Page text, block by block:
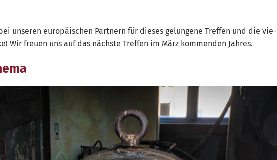
unse­ren euro­päi­schen Part­nern für die­ses gelun­ge­ne Tref­fen und die vie­
Wir freu­en uns auf das nächs­te Tref­fen im März kom­men­den Jahres.